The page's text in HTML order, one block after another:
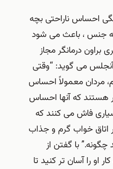
احساس ناراحتی بچه
جنس ، باعث می شود
براون درمانگر مجاز
آنجلس می گوید: “وقتی
مردان معمولاً احساس
هستند که آنها احساس
فاش می کنند که
اتاق خواب گرم و جذاب
چگونه.” با گفتن از
را آسان تر کنید تا